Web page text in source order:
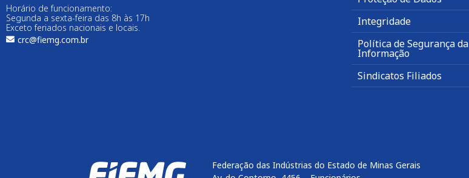
Horário de funcionamento:
Segunda a sexta-feira das 8h às 17h
Exceto feriados nacionais e locais.
crc@fiemg.com.br
Integridade
Política de Segurança da
Informação
Sindicatos Filiados
Federação das Indústrias do Estado de Minas Gerais